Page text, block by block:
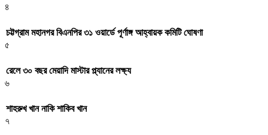
৪
চট্টগ্রাম মহানগর বিএনপির ৩১ ওয়ার্ডে পূর্ণাঙ্গ আহ্বায়ক কমিটি ঘোষণা
৫
রেলে ৩০ বছর মেয়াদি মাস্টার প্ল্যানের লক্ষ্য
৬
শাহরুখ খান নাকি শাকিব খান
৭